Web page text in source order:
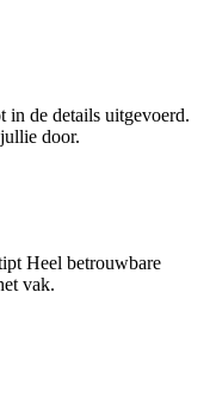
in de details uitgevoerd.
door.
Heel betrouwbare
vak.